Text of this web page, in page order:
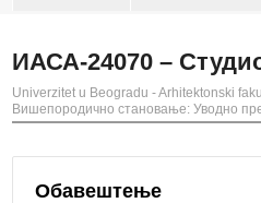
ИАСА-24070 –
Univerzitet u Beogradu - Arhitektonski
Вишепородично становање: Уводно
Обавештење